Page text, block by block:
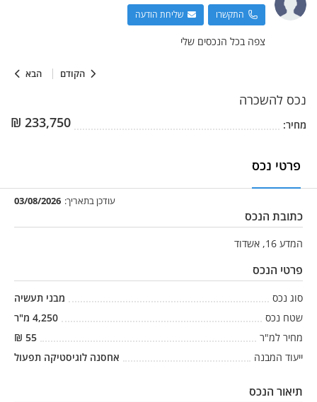
הקודם הבא
התקשרו שליחת הודעה
צפה בכל הנכסים שלי
נכס להשכרה
מחיר: 233,750
₪
פרטי נכס
עודכן בתאריך: 03/08/2026
כתובת הנכס
המדע 16, אשדוד
פרטי הנכס
סוג נכס
מבני תעשיה
שטח נכס
4,250 מ"ר
מחיר למ"ר
55
₪
ייעוד המבנה
אחסנה לוגיסטיקה תפעול
תיאור הנכס